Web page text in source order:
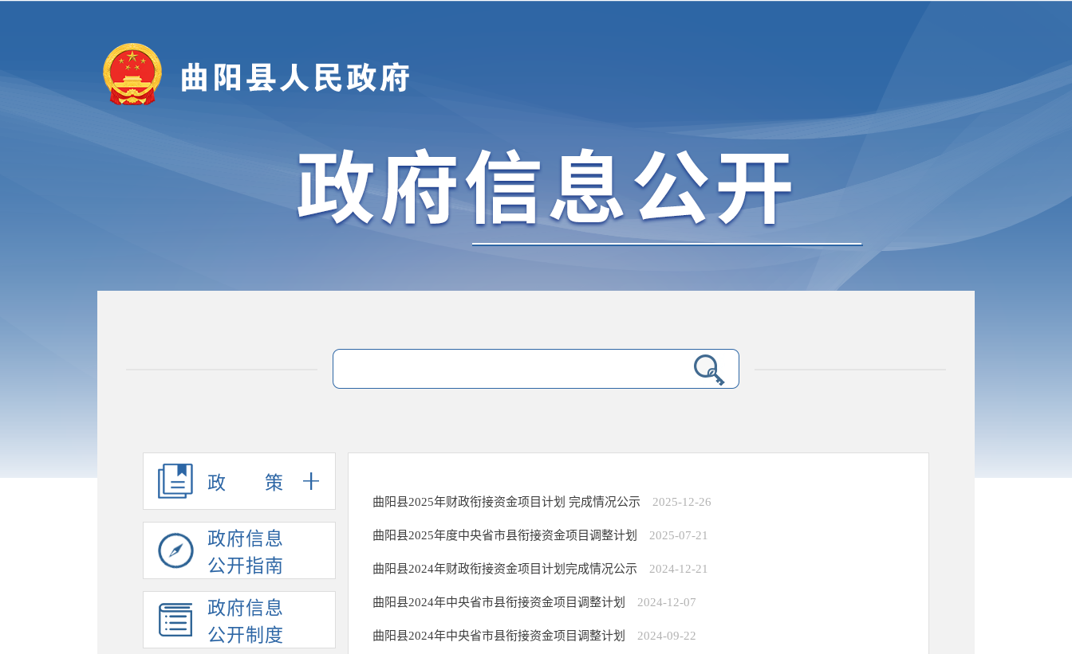
政策
政府信息
公开指南
政府信息
公开制度
曲阳县2025年财政衔接资金项目计划 完成情况公示 2025-12-26
曲阳县2025年度中央省市县衔接资金项目调整计划 2025-07-21
曲阳县2024年财政衔接资金项目计划完成情况公示 2024-12-21
曲阳县2024年中央省市县衔接资金项目调整计划 2024-12-07
曲阳县2024年中央省市县衔接资金项目调整计划 2024-09-22